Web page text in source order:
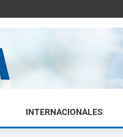
INTERNACIONALES